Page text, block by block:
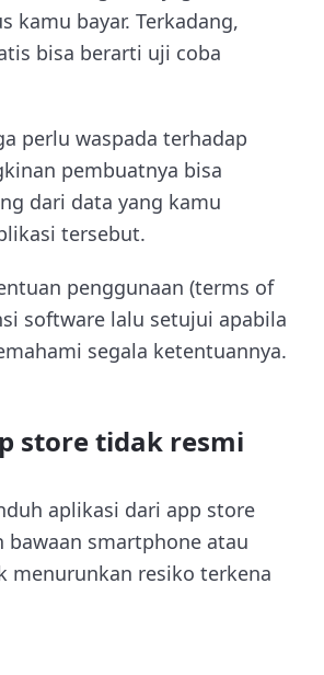
kamu bayar. Terkadang,
bisa berarti uji coba
perlu waspada terhadap
pembuatnya bisa
dari data yang kamu
tersebut.
penggunaan (terms of
software lalu setujui apabila
segala ketentuannya.
store tidak resmi
aplikasi dari app store
bawaan smartphone atau
menurunkan resiko terkena